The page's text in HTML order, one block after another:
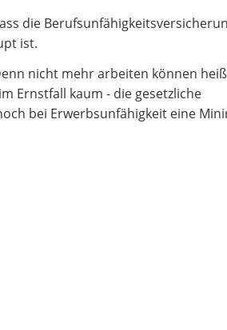
die
ist.
nicht mehr arbeiten können
Ernstfall kaum - die gesetzliche
bei Erwerbsunfähigkeit eine